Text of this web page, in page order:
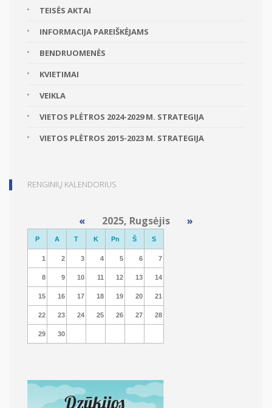
TEISĖS AKTAI
INFORMACIJA PAREIŠKĖJAMS
BENDRUOMENĖS
KVIETIMAI
VEIKLA
VIETOS PLĖTROS 2024-2029 M. STRATEGIJA
VIETOS PLĖTROS 2015-2023 M. STRATEGIJA
RENGINIŲ KALENDORIUS
« 2025, Rugsėjis »
P A T K Pn Š S
1 2 3 4 5 6 7
8 9 10 11 12 13 14
15 16 17 18 19 20 21
22 23 24 25 26 27 28
29 30